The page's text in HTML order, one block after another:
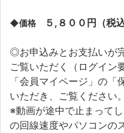
◆価格 ５,８００円（税込
◎お申込みとお支払いが
ご覧いただく（ログイン
「会員マイページ」の
いただき、ご覧ください。
※動画が途中で止まって
の回線速度やパソコンの